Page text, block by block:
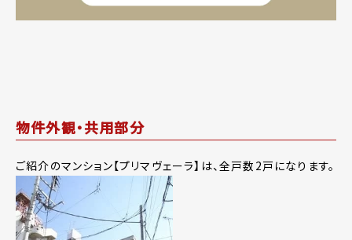
物件外観・共用部分
ご紹介のマンション【プリマヴェーラ】は、全戸数2戸になります。